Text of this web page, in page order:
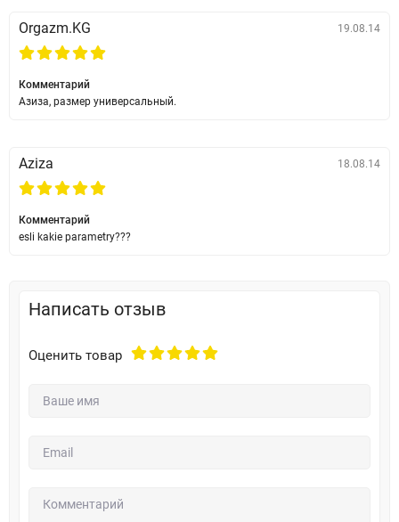
Orgazm.KG 19.08.14
Комментарий
Азиза, размер универсальный.
Aziza 18.08.14
Комментарий
esli kakie parametry???
Написать отзыв
Оценить товар